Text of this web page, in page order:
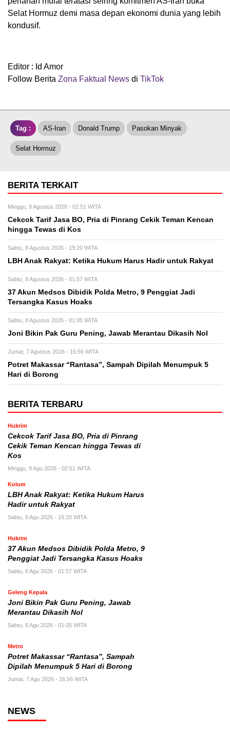
Selat Hormuz demi masa depan ekonomi dunia yang lebih
kondusif.
Editor : Id Amor
Follow Berita Zona Faktual News di TikTok
Tag : AS-Iran Donald Trump Pasokan Minyak
Selat Hormuz
BERITA TERKAIT
Minggu, 9 Agustus 2026 - 02:51 WITA
Cekcok Tarif Jasa BO, Pria di Pinrang Cekik Teman Kencan
hingga Tewas di Kos
Sabtu, 8 Agustus 2026 - 19:20 WITA
LBH Anak Rakyat: Ketika Hukum Harus Hadir untuk Rakyat
Sabtu, 8 Agustus 2026 - 01:57 WITA
37 Akun Medsos Dibidik Polda Metro, 9 Penggiat Jadi
Tersangka Kasus Hoaks
Sabtu, 8 Agustus 2026 - 01:05 WITA
Joni Bikin Pak Guru Pening, Jawab Merantau Dikasih Nol
Jumat, 7 Agustus 2026 - 16:56 WITA
Potret Makassar “Rantasa”, Sampah Dipilah Menumpuk 5
Hari di Borong
BERITA TERBARU
Hukrim
Cekcok Tarif Jasa BO, Pria di Pinrang
Cekik Teman Kencan hingga Tewas di
Kos
Minggu, 9 Agu 2026 - 02:51 WITA
Kolom
LBH Anak Rakyat: Ketika Hukum Harus
Hadir untuk Rakyat
Sabtu, 8 Agu 2026 - 19:20 WITA
Hukrim
37 Akun Medsos Dibidik Polda Metro, 9
Penggiat Jadi Tersangka Kasus Hoaks
Sabtu, 8 Agu 2026 - 01:57 WITA
Geleng Kepala
Joni Bikin Pak Guru Pening, Jawab
Merantau Dikasih Nol
Sabtu, 8 Agu 2026 - 01:05 WITA
Metro
Potret Makassar “Rantasa”, Sampah
Dipilah Menumpuk 5 Hari di Borong
Jumat, 7 Agu 2026 - 16:56 WITA
NEWS